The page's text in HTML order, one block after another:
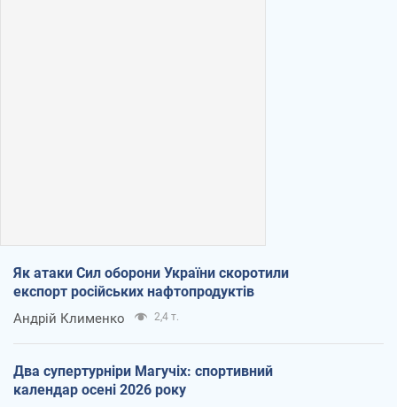
Як атаки Сил оборони України скоротили
експорт російських нафтопродуктів
Андрій Клименко 2,4 т.
Два супертурніри Магучіх: спортивний
календар осені 2026 року